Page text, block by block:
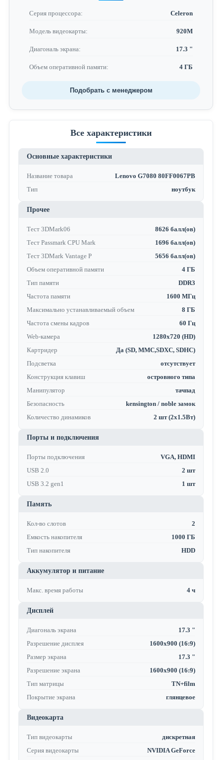
Серия процессора: Celeron
Модель видеокарты: 920M
Диагональ экрана: 17.3 "
Объем оперативной памяти: 4 ГБ
Подобрать с менеджером
Все характеристики
Основные характеристики
Название товара
Lenovo G7080 80FF0067PB
Тип
ноутбук
Прочее
Тест 3DMark06
8626 балл(ов)
Тест Passmark CPU Mark
1696 балл(ов)
Тест 3DMark Vantage P
5656 балл(ов)
Объем оперативной памяти
4 ГБ
Тип памяти
DDR3
Частота памяти
1600 МГц
Максимально устанавливаемый объем
8 ГБ
Частота смены кадров
60 Гц
Web-камера
1280x720 (HD)
Картридер
Да (SD, MMC,SDXC, SDHC)
Подсветка
отсутствует
Конструкция клавиш
островного типа
Манипулятор
тачпад
Безопасность
kensington / noble замок
Количество динамиков
2 шт (2x1.5Вт)
Порты и подключения
Порты подключения
VGA, HDMI
USB 2.0
2 шт
USB 3.2 gen1
1 шт
Память
Кол-во слотов
2
Емкость накопителя
1000 ГБ
Тип накопителя
HDD
Аккумулятор и питание
Макс. время работы 4 ч
Дисплей
Диагональ экрана
17.3 "
Разрешение дисплея
1600x900 (16:9)
Размер экрана
17.3 "
Разрешение экрана
1600x900 (16:9)
Тип матрицы
TN+film
Покрытие экрана
глянцевое
Видеокарта
Тип видеокарты
дискретная
Серия видеокарты
NVIDIA GeForce